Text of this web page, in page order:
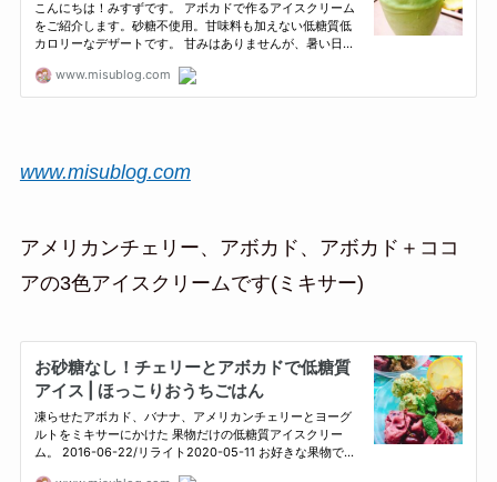
www.misublog.com
アメリカンチェリー、アボカド、アボカド＋ココ
アの3色アイスクリームです(ミキサー)